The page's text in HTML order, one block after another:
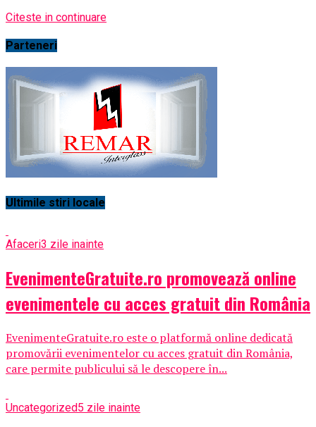
Citeste in continuare
Parteneri
Ultimile stiri locale
Afaceri3 zile inainte
EvenimenteGratuite.ro promovează online
evenimentele cu acces gratuit din România
EvenimenteGratuite.ro este o platformă online dedicată
promovării evenimentelor cu acces gratuit din România,
care permite publicului să le descopere în...
Uncategorized5 zile inainte